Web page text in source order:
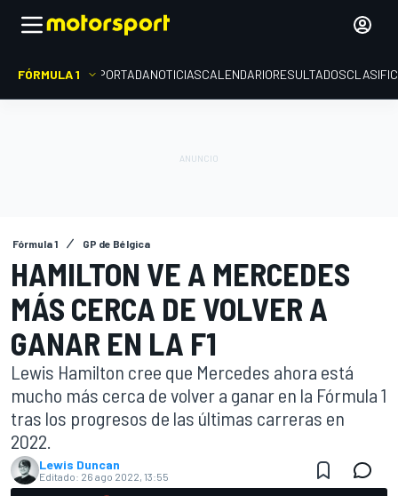
FÓRMULA 1 PORTADANOTICIASCALENDARIORESULTADOS
Fórmula 1 GP de Bélgica
HAMILTON VE A MERCEDES
MÁS CERCA DE VOLVER A
GANAR EN LA F1
Lewis Hamilton cree que Mercedes ahora está
mucho más cerca de volver a ganar en la Fórmula 1
tras los progresos de las últimas carreras en
2022.
Lewis Duncan
Editado: 26 ago 2022, 13:55